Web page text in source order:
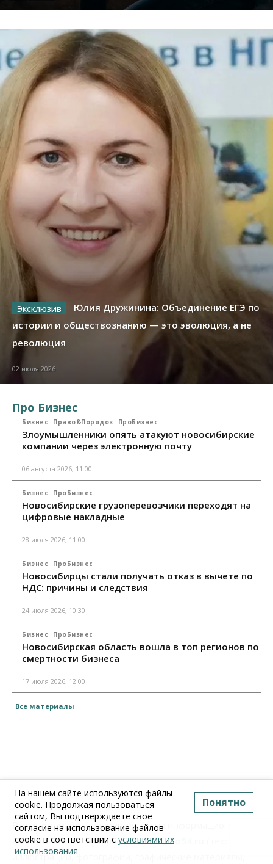
Юлия Дружинина: Объединение ЕГЭ по
истории и обществознанию — это эволюция, а не
революция
02 июля 2026
Про Бизнес
Бизнес Право&Порядок ПроБизнес
Злоумышленники опять атакуют новосибирские
компании через электронную почту
06 августа 2026, 11:00
Бизнес ПроБизнес
Новосибирские грузоперевозчики переходят на
цифровые накладные
28 июля 2026, 11:00
Бизнес ПроБизнес
Новосибирцы стали получать отказ в вычете по
НДС: причины и следствия
24 июля 2026, 10:30
Бизнес ПроБизнес
Новосибирская область вошла в топ регионов по
смертности бизнеса
17 июля 2026, 12:00
Все материалы
Вся информация, размещенная на информационно-
аналитическом порталеwww.Infopro54.ru
иллюстрации, фотографии, графические материалы,
На нашем сайте используются файлы
cookie. Продолжая пользоваться
сайтом, Вы подтверждаете свое
согласие на использование файлов
cookie в соответствии с условиями их
использования
Понятно